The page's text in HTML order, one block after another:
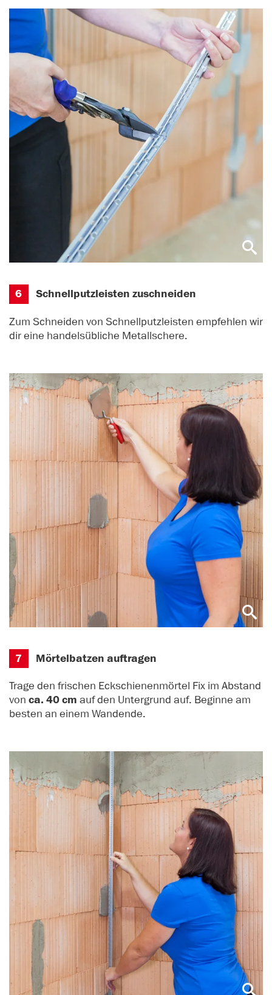
6 Schnellputzleisten zuschneiden
Zum Schneiden von Schnellputzleisten empfehlen wir
dir eine handelsübliche Metallschere.
7 Mörtelbatzen auftragen
Trage den frischen Eckschienenmörtel Fix im Abstand
von ca. 40 cm auf den Untergrund auf. Beginne am
besten an einem Wandende.